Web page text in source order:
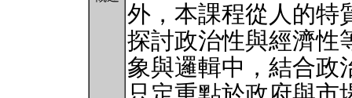
外，本課程從人的特
探討政治性與經濟性
象與邏輯中，結合政